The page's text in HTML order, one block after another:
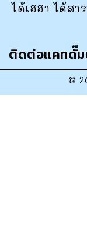
ได้เฮฮา ได้สา
ติดต่อแคทดั๊
©